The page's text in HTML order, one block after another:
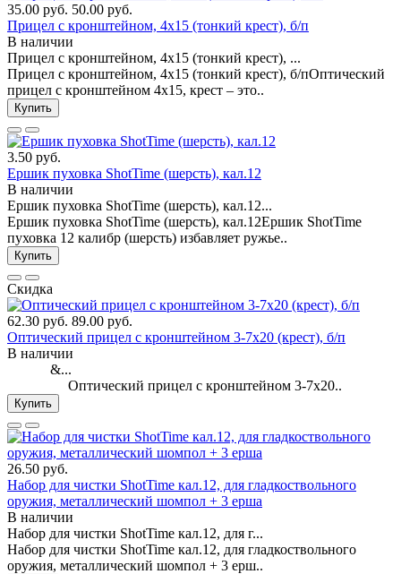
35.00 руб. 50.00 руб.
Прицел с кронштейном, 4x15 (тонкий крест), б/п
В наличии
Прицел с кронштейном, 4x15 (тонкий крест), ...
Прицел с кронштейном, 4x15 (тонкий крест), б/пОптический
прицел с кронштейном 4х15, крест – это..
Купить
3.50 руб.
Ершик пуховка ShotTime (шерсть), кал.12
В наличии
Ершик пуховка ShotTime (шерсть), кал.12...
Ершик пуховка ShotTime (шерсть), кал.12Ершик ShotTime
пуховка 12 калибр (шерсть) избавляет ружье..
Купить
Скидка
62.30 руб. 89.00 руб.
Оптический прицел с кронштейном 3-7х20 (крест), б/п
В наличии
&...
Оптический прицел с кронштейном 3-7х20..
Купить
26.50 руб.
Набор для чистки ShotTime кал.12, для гладкоствольного
оружия, металлический шомпол + 3 ерша
В наличии
Набор для чистки ShotTime кал.12, для г...
Набор для чистки ShotTime кал.12, для гладкоствольного
оружия, металлический шомпол + 3 ерш..